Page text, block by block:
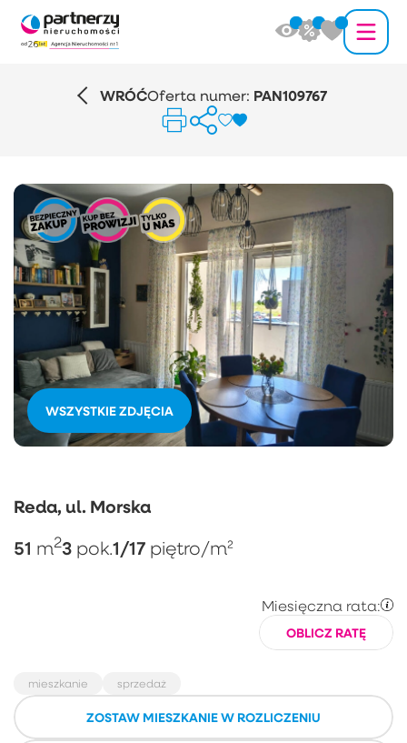
WRÓĆOferta numer: PAN109767
WSZYSTKIE ZDJĘCIA
Reda, ul. Morska
51 m23 pok.1/17 piętro/m²
Miesięczna rata:
OBLICZ RATĘ
mieszkanie sprzedaż
ZOSTAW MIESZKANIE W ROZLICZENIU